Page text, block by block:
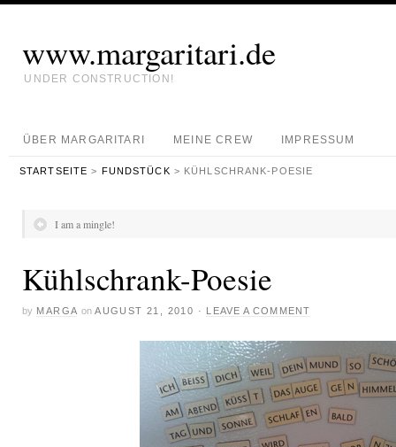
www.margaritari.de
UNDER CONSTRUCTION!
ÜBER MARGARITARI MEINE CREW IMPRESSUM
STARTSEITE > FUNDSTÜCK > KÜHLSCHRANK-POESIE
I am a mingle!
Kühlschrank-Poesie
by MARGA on AUGUST 21, 2010 · LEAVE A COMMENT